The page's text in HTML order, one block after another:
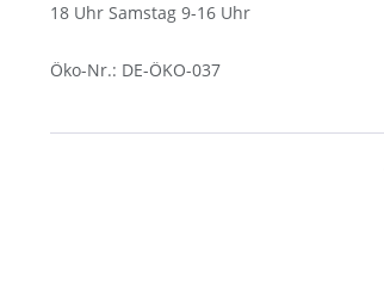
18 Uhr Samstag 9-16 Uhr
Öko-Nr.: DE-ÖKO-037